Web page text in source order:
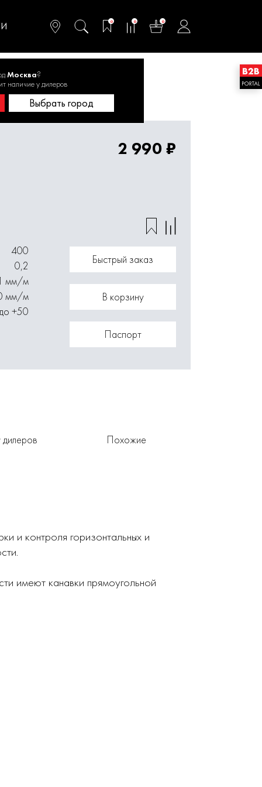
0 0 0
Москва?
наличие у дилеров
Выбрать город
2 990 ₽
400
0,2
мм/м
мм/м
+50
Быстрый заказ
В корзину
Паспорт
Похожие
и контроля горизонтальных и
имеют канавки прямоугольной